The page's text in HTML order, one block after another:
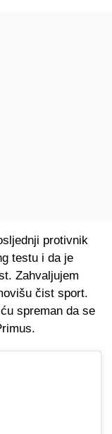
protivnik
testu i da je
Zahvaljujem
čist sport.
spreman da se